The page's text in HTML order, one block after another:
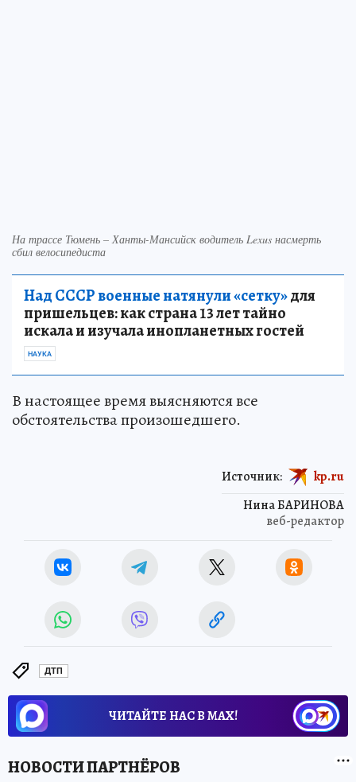
На трассе Тюмень – Ханты-Мансийск водитель Lexus насмерть
сбил велосипедиста
Над СССР военные натянули «сетку»для
пришельцев: как страна 13 лет тайно
искала и изучала инопланетных гостей
НАУКА
В настоящее время выясняются все
обстоятельства произошедшего.
Нина БАРИНОВА
веб-редактор
Источник: kp.ru
ДТП
ЧИТАЙТЕ НАС В МАХ!